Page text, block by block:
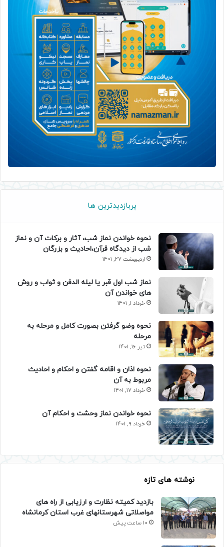
پربازدیدترین ها
نحوه خواندن نماز شب، آثار و برکات آن و نماز
شب از دیدگاه قرآن،احادیث و بزرگان
اردیبهشت 27, 1401
نماز شب اول قبر یا لیله الدفن و ثواب و روش
های خواندن آن
خرداد 1, 1401
نحوه وضو گرفتن بصورت کامل و مرحله به
مرحله
تیر 16, 1401
نحوه اذان و اقامه گفتن و احکام و احادیث
مربوط به آن
خرداد 17, 1401
نحوه خواندن نماز وحشت و احکام آن
خرداد 9, 1401
نوشته های تازه
بازدید کمیته نظارت و ارزیابی از راه های
مواصلاتی شهرستانهای غرب استان کرمانشاه
10 ساعت پیش